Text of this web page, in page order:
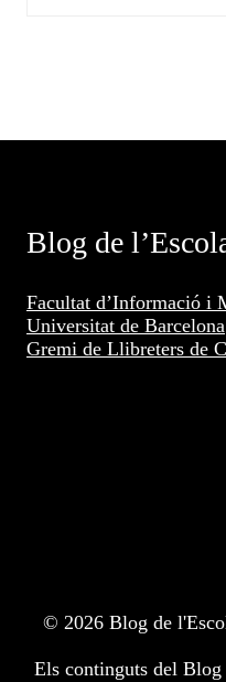
Blog de
Facultat d’Informació i
Universitat de Barcelona
Gremi de Llibreters de
© 2026 Blog de
Els continguts del